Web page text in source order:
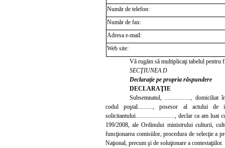
Număr de telefon:
Număr de fax:
Adresa e-mail:
Web site:
Vă rugăm să multiplicaţi tabelul pentru
SECŢIUNEA D
Declaraţie pe propria răspundere
DECLARAŢIE
Subsemnatul, ................., domiciliat
codul poştal.........., posesor al actului de
solicitantului.........................., declar caam luat
199/2008, ale Ordinului ministrului culturii,
funcţionarea comisiilor, procedura de selecţie a
Naţional, precum şi de soluţionare a contestaţiilor.